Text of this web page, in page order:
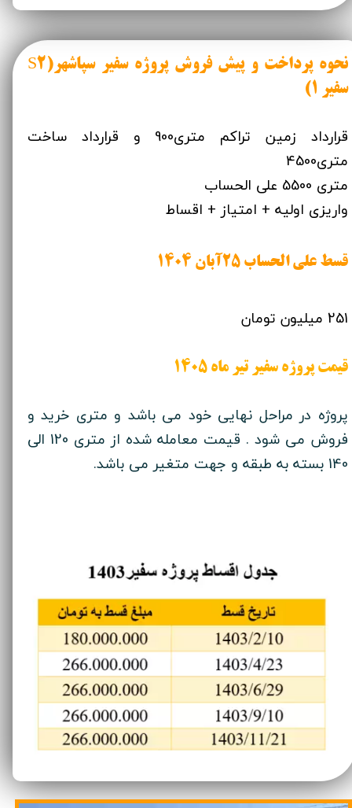
نحوه پرداخت و پیش فروش پروژه سفیر سپاشهر(S2
سفیر ۱)
قرارداد زمین تراکم متری900 و قرارداد ساخت
متری4500
متری 5500 علی الحساب
​​​​​واریزی اولیه + امتیاز + اقساط
قسط علی الحساب 25آبان 1404
251 میلیون تومان
قیمت پروژه سفیر تیر ماه 1405
پروژه در مراحل نهایی خود می باشد و متری خرید و
فروش می شود . قیمت معامله شده از متری 120 الی
140 بسته به طبقه و جهت متغیر می باشد.